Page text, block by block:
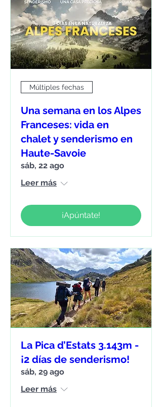
Múltiples fechas
Una semana en los Alpes
Franceses: vida en
chalet y senderismo en
Haute-Savoie
sáb, 22 ago
Leer más
¡Apúntate!
La Pica d’Estats 3.143m -
¡2 días de senderismo!
sáb, 29 ago
Leer más